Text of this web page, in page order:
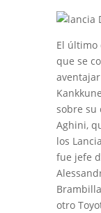
El último
que se
sobre su
Aghini,
los
fue jefe
otro